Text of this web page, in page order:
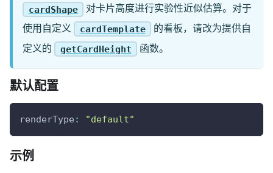
cardShape
对卡片高度进行实验性近似估算。对于
使用自定义
cardTemplate
的看板，请改为提供自
定义的
getCardHeight 函数。
默认配置
renderType : "default"
示例